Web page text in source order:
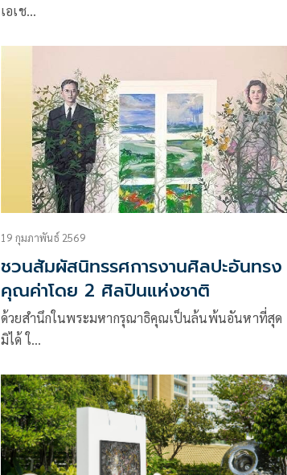
เอเช…
19 กุมภาพันธ์ 2569
ชวนสัมผัสนิทรรศการงานศิลปะอันทรง
คุณค่าโดย 2 ศิลปินแห่งชาติ
ด้วยสำนึกในพระมหากรุณาธิคุณเป็นล้นพ้นอันหาที่สุด
มิได้ ใ…